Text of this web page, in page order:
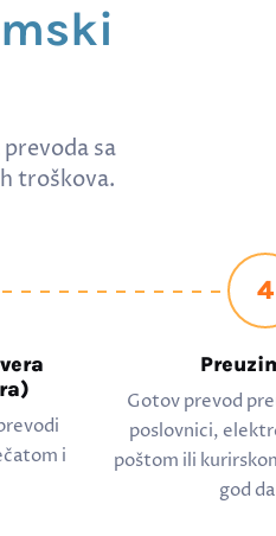
sa
troškova.
i
4
Gotov prevod
poslovnici,
poštom ili
god